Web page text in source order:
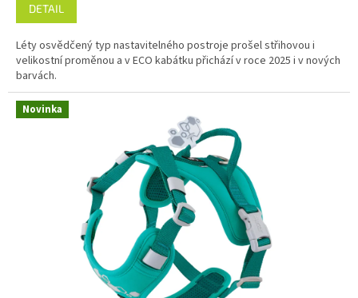
DETAIL
Léty osvědčený typ nastavitelného postroje prošel střihovou i
velikostní proměnou a v ECO kabátku přichází v roce 2025 i v nových
barvách.
Novinka